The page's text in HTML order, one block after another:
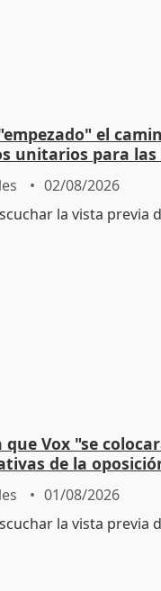
el
unitarios para
02/08/2026
Vox "se
de la
01/08/2026